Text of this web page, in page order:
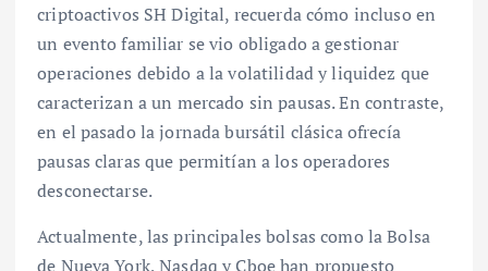
criptoactivos SH Digital, recuerda cómo incluso en
un evento familiar se vio obligado a gestionar
operaciones debido a la volatilidad y liquidez que
caracterizan a un mercado sin pausas. En contraste,
en el pasado la jornada bursátil clásica ofrecía
pausas claras que permitían a los operadores
desconectarse.
Actualmente, las principales bolsas como la Bolsa
de Nueva York, Nasdaq y Cboe han propuesto